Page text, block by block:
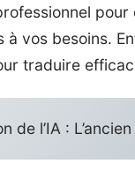
à vos besoins.
traduire
de l’IA :